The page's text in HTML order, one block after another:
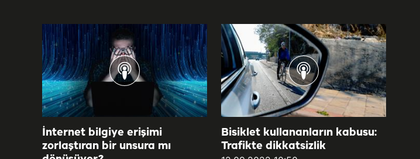
İnternet bilgiye erişimi
zorlaştıran bir unsura mı
Bisiklet kullananların kabusu:
Trafikte dikkatsizlik